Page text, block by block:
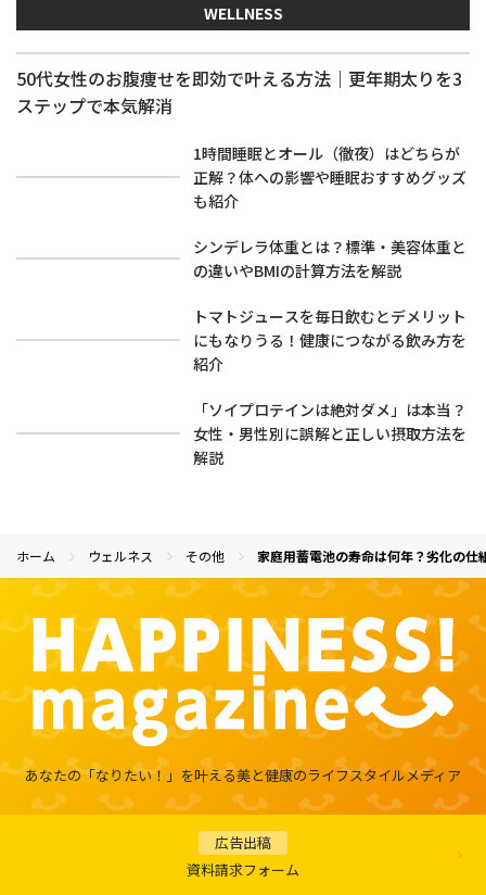
WELLNESS
50代女性のお腹痩せを即効で叶える方法｜更年期太りを3
ステップで本気解消
1時間睡眠とオール（徹夜）はどちらが
正解？体への影響や睡眠おすすめグッズ
も紹介
シンデレラ体重とは？標準・美容体重と
の違いやBMIの計算方法を解説
トマトジュースを毎日飲むとデメリット
にもなりうる！健康につながる飲み方を
紹介
「ソイプロテインは絶対ダメ」は本当？
女性・男性別に誤解と正しい摂取方法を
解説
ホーム ウェルネス その他 家庭用蓄電池の寿命は何年？劣化の仕
あなたの「なりたい！」を叶える美と健康のライフスタイルメディア
広告出稿
資料請求フォーム